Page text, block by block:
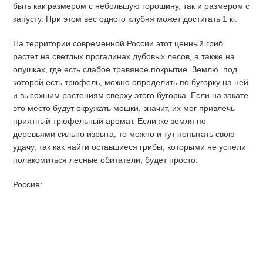
быть как размером с небольшую горошину, так и размером с
капусту. При этом вес одного клубня может достигать 1 кг.
На территории современной России этот ценный гриб
растет на светлых прогалинах дубовых лесов, а также на
опушках, где есть слабое травяное покрытие. Землю, под
которой есть трюфель, можно определить по бугорку на ней
и высохшим растениям сверху этого бугорка. Если на закате
это место будут окружать мошки, значит, их мог привлечь
приятный трюфельный аромат. Если же земля по
деревьями сильно изрыта, то можно и тут попытать свою
удачу, так как найти оставшиеся грибы, которыми не успели
полакомиться лесные обитатели, будет просто.
Россия: